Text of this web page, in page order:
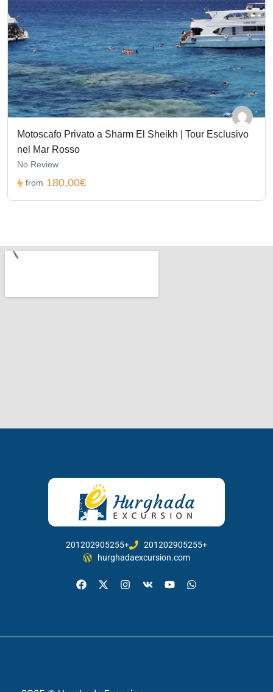
Motoscafo Privato a Sharm El Sheikh | Tour Esclusivo
nel Mar Rosso
No Review
from 180,00€
201202905255+
201202905255+
hurghadaexcursion.com